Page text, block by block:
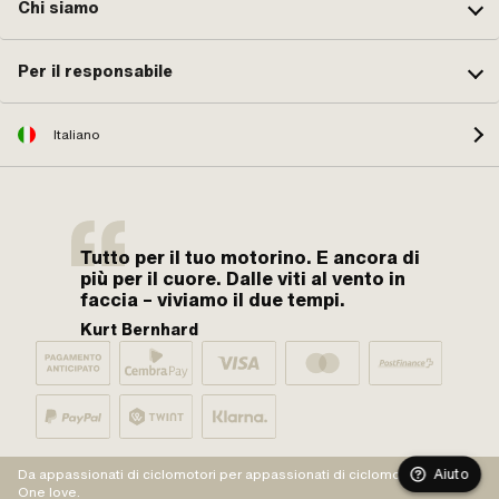
Chi siamo
Per il responsabile
Italiano
Tutto per il tuo motorino. E ancora di
più per il cuore. Dalle viti al vento in
faccia – viviamo il due tempi.
Kurt Bernhard
Da appassionati di ciclomotori per appassionati di ciclomotori.
One love.
Aiuto